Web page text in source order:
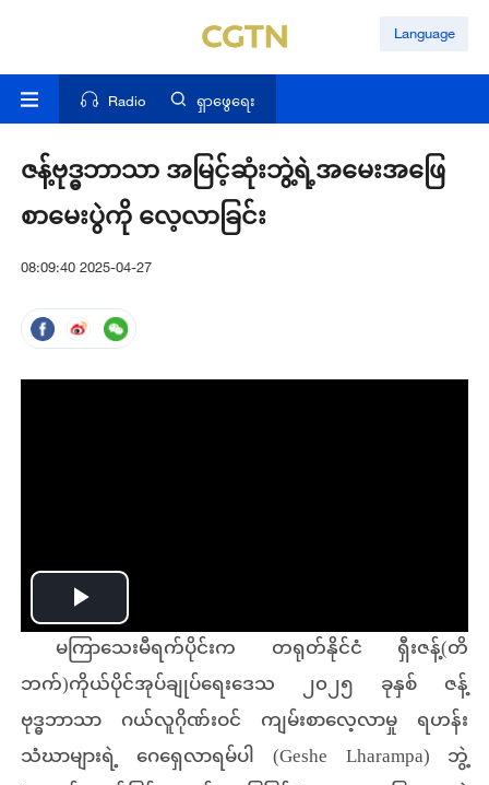
Language
Radio ရှာဖွေရေး
ဇန့်ဗုဒ္ဓဘာသာ အမြင့်ဆုံးဘွဲ့ရဲ့အမေးအဖြေ
စာမေးပွဲကို လေ့လာခြင်း
08:09:40 2025-04-27
Play
Video
မကြာသေးမီရက်ပိုင်းက တရုတ်နိုင်ငံ ရှီးဇန့်(တိ
ဘက်)ကိုယ်ပိုင်အုပ်ချုပ်ရေးဒေသ ၂၀၂၅ ခုနှစ် ဇန့်
ဗုဒ္ဓဘာသာ ဂယ်လူဂိုဏ်းဝင် ကျမ်းစာလေ့လာမှု ရဟန်း
သံဃာများရဲ့ ဂေရှေလာရမ်ပါ (Geshe Lharampa) ဘွဲ့